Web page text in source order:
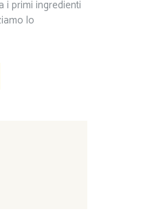
i primi ingredienti
lo